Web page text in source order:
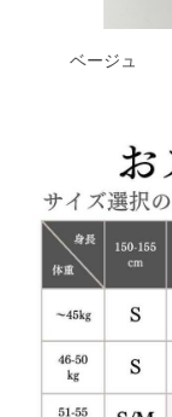
ベージュ